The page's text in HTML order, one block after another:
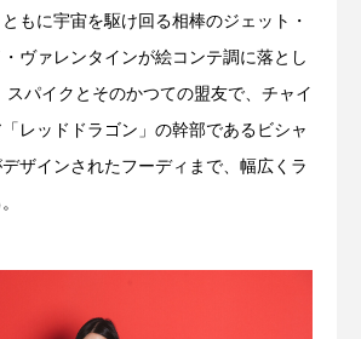
ともに宇宙を駆け回る相棒のジェット・
ヴァレンタインが絵コンテ調に落とし
スパイクとそのかつての盟友で、チャイ
レッドドラゴン」の幹部であるビシャ
ザインされたフーディまで、幅広くラ